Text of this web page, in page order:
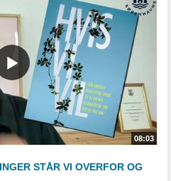
08:03
STÅR VI OVERFOR OG